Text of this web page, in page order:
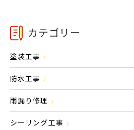
カテゴリー
塗装工事
防水工事
雨漏り修理
シーリング工事